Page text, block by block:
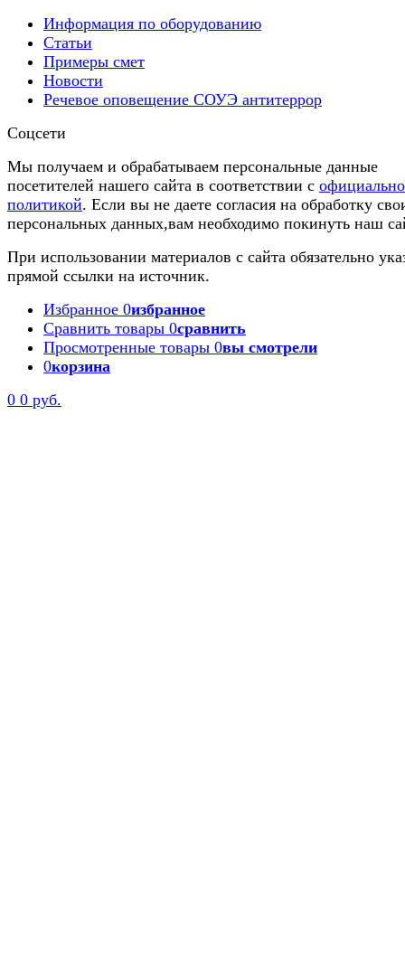
Информация по оборудованию
Статьи
Примеры смет
Новости
Речевое оповещение СОУЭ антитеррор
Соцсети
Мы получаем и обрабатываем персональные данные
посетителей нашего сайта в соответствии с
политикой. Если вы не даете согласия на обработку
персональных данных,вам необходимо покинуть наш
При использовании материалов с сайта обязательно
прямой ссылки на источник.
Избранное 0избранное
Сравнить товары 0сравнить
Просмотренные товары 0вы смотрели
0корзина
0 0 руб.